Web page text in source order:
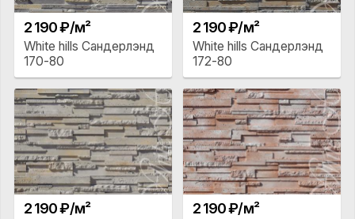
2 190 ₽/м²
White hills Сандерлэнд
170-80
2 190 ₽/м²
White hills Сандерлэнд
172-80
2 190 ₽/м² 2 190 ₽/м²